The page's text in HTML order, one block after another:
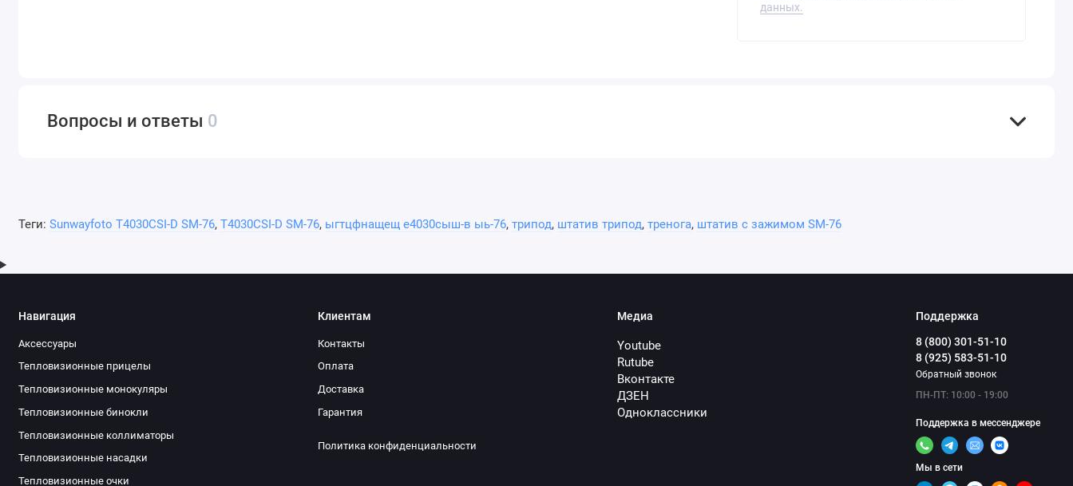
данных.
Вопросы и ответы 0
Теги: Sunwayfoto T4030CSI-D SM-76, T4030CSI-D SM-76, ыгтцфнащещ е4030сыш-в ыь-76, трипод, штатив трипод, тренога, штатив с зажимом SM-76
Навигация
Аксессуары
Тепловизионные прицелы
Тепловизионные монокуляры
Тепловизионные бинокли
Тепловизионные коллиматоры
Тепловизионные насадки
Тепловизионные очки
Клиентам
Контакты
Оплата
Доставка
Гарантия
Политика конфиденциальности
Медиа
Youtube
Rutube
Вконтакте
ДЗЕН
Одноклассники
Поддержка
8 (800) 301-51-10
8 (925) 583-51-10
Обратный звонок
ПН-ПТ: 10:00 - 19:00
Поддержка в мессенджере
Мы в сети